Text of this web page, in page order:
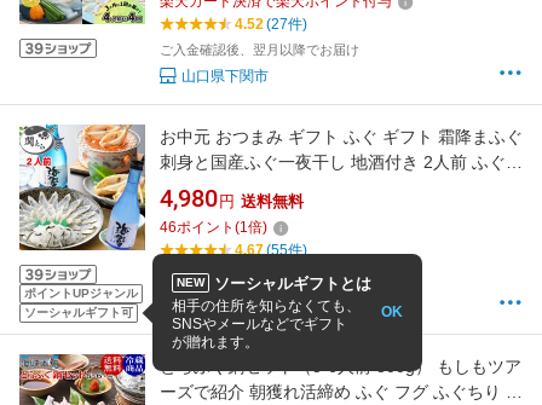
り刺し 大容量 フグ 父の日 母の日 プレゼント
4.52 (27件)
ご入金確認後、翌月以降でお届け
山口県下関市
ポイントUPジャンル
ソーシャルギフト可
お中元 おつまみ ギフト ふぐ ギフト 霜降まふぐ
刺身と国産ふぐ一夜干し 地酒付き 2人前 ふぐ刺
し 一夜干し 日本酒 お祝い 内祝い 取り寄せ お
返し 高級グルメ 高級 グルメ 刺身 高級 お刺身
高級食材 お中元セット 高級グルメ 高級海鮮 お
世話になった方への贈り物 送料無料
4,980円 送料無料
46ポイント (1 倍)
4.67(55件)
8/10 8:00までの注文で最短8/19お届け
ふぐの本場下関 関とら
とらふぐ鍋セット（5-6人前 800g） もしもツア
ーズで紹介 朝獲れ活締め ふぐ フグ ふぐちり て
NEW ソーシャルギフトとは
相手の住所を知らなくても、
SNSやメールなどでギフト
が贈れます。
OK